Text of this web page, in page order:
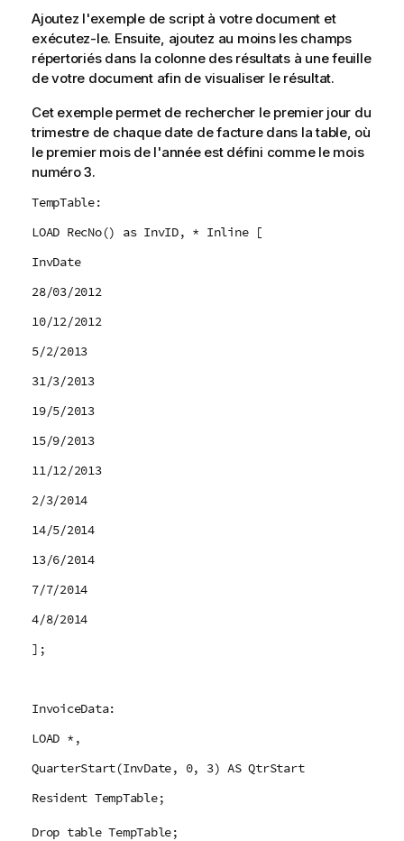
Ajoutez l'exemple de script à votre document et
exécutez-le. Ensuite, ajoutez au moins les champs
répertoriés dans la colonne des résultats à une feuille
de votre document afin de visualiser le résultat.
Cet exemple permet de rechercher le premier jour du
trimestre de chaque date de facture dans la table, où
le premier mois de l'année est défini comme le mois
numéro 3.
TempTable:
LOAD RecNo() as InvID, * Inline [
InvDate
28/03/2012
10/12/2012
5/2/2013
31/3/2013
19/5/2013
15/9/2013
11/12/2013
2/3/2014
14/5/2014
13/6/2014
7/7/2014
4/8/2014
];
InvoiceData:
LOAD *,
QuarterStart(InvDate, 0, 3) AS QtrStart
Resident TempTable;
Drop table TempTable;